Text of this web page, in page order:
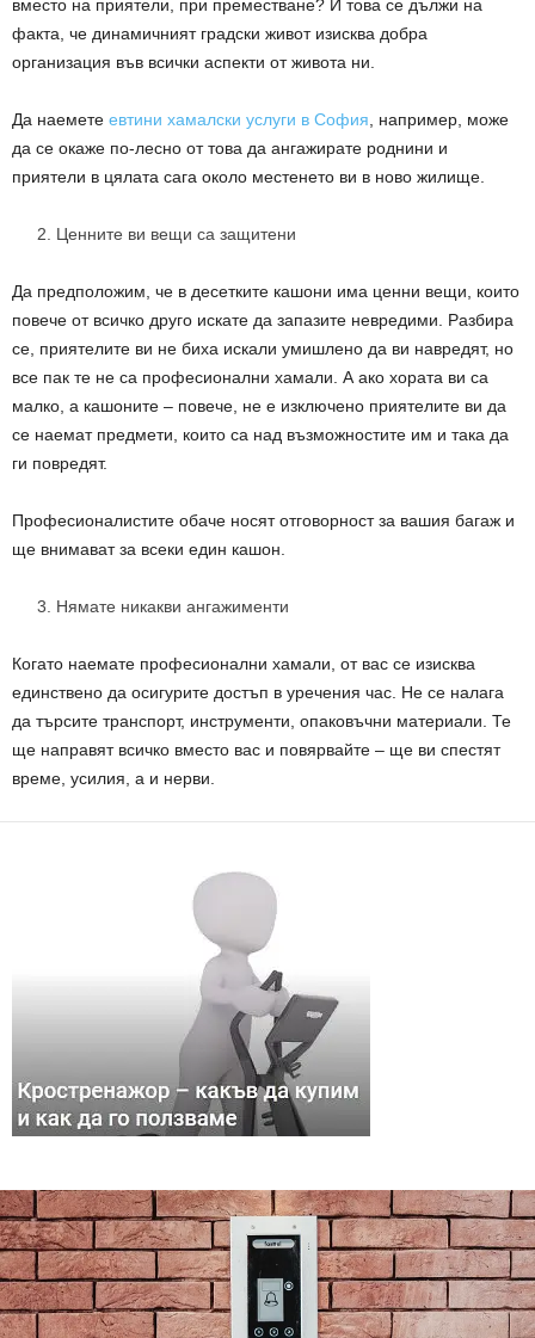
вместо на приятели, при преместване? И това се дължи на
факта, че динамичният градски живот изисква добра
организация във всички аспекти от живота ни.
Да наемете евтини хамалски услуги в София , например, може
да се окаже по-лесно от това да ангажирате роднини и
приятели в цялата сага около местенето ви в ново жилище.
Ценните ви вещи са защитени
Да предположим, че в десетките кашони има ценни вещи, които
повече от всичко друго искате да запазите невредими. Разбира
се, приятелите ви не биха искали умишлено да ви навредят, но
все пак те не са професионални хамали. А ако хората ви са
малко, а кашоните – повече, не е изключено приятелите ви да
се наемат предмети, които са над възможностите им и така да
ги повредят.
Професионалистите обаче носят отговорност за вашия багаж и
ще внимават за всеки един кашон.
Нямате никакви ангажименти
Когато наемате професионални хамали, от вас се изисква
единствено да осигурите достъп в уречения час. Не се налага
да търсите транспорт, инструменти, опаковъчни материали. Те
ще направят всичко вместо вас и повярвайте – ще ви спестят
време, усилия, а и нерви.